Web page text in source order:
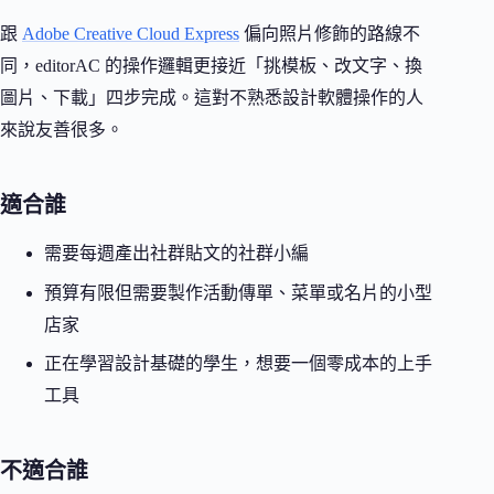
跟 Adobe Creative Cloud Express 偏向照片修飾的路線不
同，editorAC 的操作邏輯更接近「挑模板、改文字、換
圖片、下載」四步完成。這對不熟悉設計軟體操作的人
來說友善很多。
適合誰
需要每週產出社群貼文的社群小編
預算有限但需要製作活動傳單、菜單或名片的小型
店家
正在學習設計基礎的學生，想要一個零成本的上手
工具
不適合誰